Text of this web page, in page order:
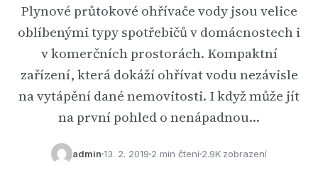
Plynové průtokové ohřívače vody jsou velice
oblíbenými typy spotřebičů v domácnostech i
v komerčních prostorách. Kompaktní
zařízení, která dokáží ohřívat vodu nezávisle
na vytápění dané nemovitosti. I když může jít
na první pohled o nenápadnou…
admin 13. 2. 2019 2 min čtení 2.9K zobrazení